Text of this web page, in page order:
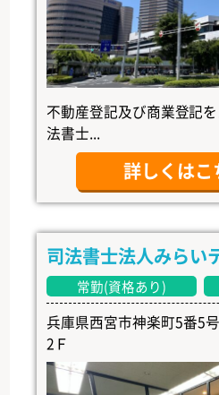
不動産登記及び商業登記
法書士...
詳しくはこ
司法書士法人みらい
常勤(資格あり)
兵庫県西宮市神楽町5番5
2Ｆ